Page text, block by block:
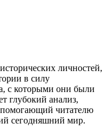
личностей,
в силу
с которыми они были
глубокий анализ,
помогающий читателю
сегодняшний мир.